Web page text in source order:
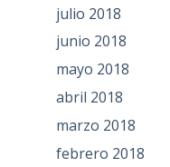
julio 2018
junio 2018
mayo 2018
abril 2018
marzo 2018
febrero 2018